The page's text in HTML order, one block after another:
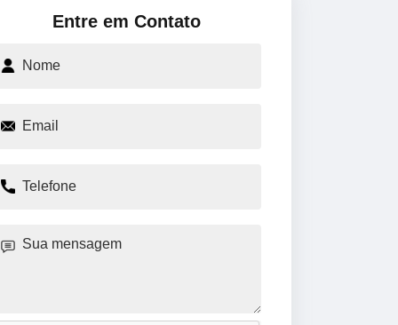
Entre em Contato